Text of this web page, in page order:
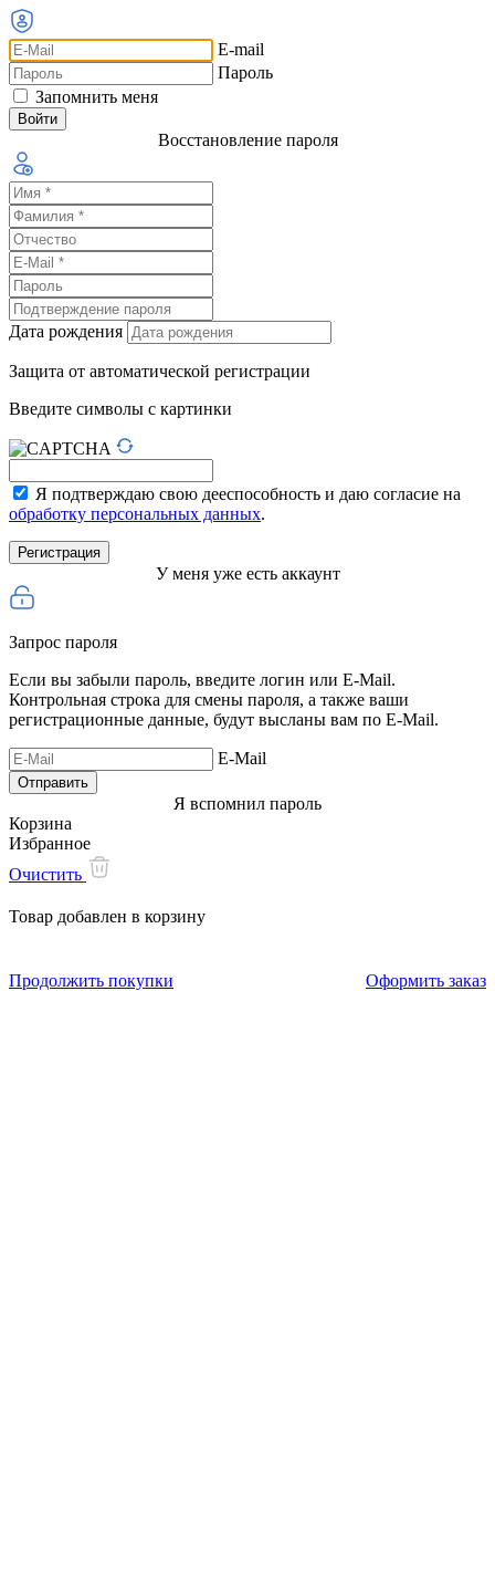
E-mail
Пароль
Запомнить меня
Восстановление пароля
Дата рождения
Защита от автоматической регистрации
Введите символы с картинки
Я подтверждаю свою дееспособность и даю согласие на
обработку персональных данных.
У меня уже есть аккаунт
Запрос пароля
Если вы забыли пароль, введите логин или E-Mail.
Контрольная строка для смены пароля, а также ваши
регистрационные данные, будут высланы вам по E-Mail.
E-Mail
Я вспомнил пароль
Корзина
Избранное
Очистить
Товар добавлен в корзину
Продолжить покупки Оформить заказ